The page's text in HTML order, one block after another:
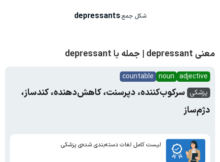
شکل جمع:depressants
معنی depressant | جمله با depressant
adjective
noun
countable
پزشکی سرکوب‌کننده، دپرسنت، کاهش‌دهنده، کندساز،
دژم‌ساز
لیست کامل لغات دسته‌بندی شده‌ی پزشکی